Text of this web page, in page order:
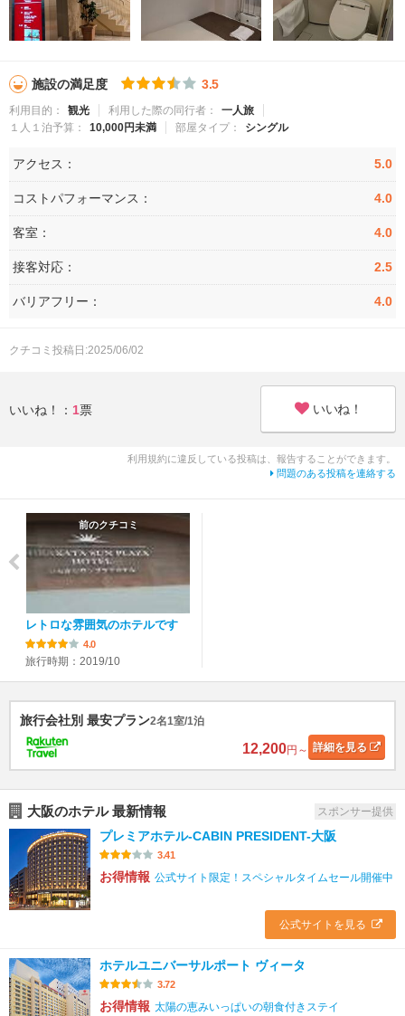
施設の満足度 3.5
利用目的： 観光 利用した際の同行者：
一人旅
１人１泊予算：
10,000円未満 部屋タイプ： シングル
アクセス： 5.0
コストパフォーマンス： 4.0
客室： 4.0
接客対応： 2.5
バリアフリー： 4.0
クチコミ投稿日:2025/06/02
いいね！： 1票 いいね！
利用規約に違反している投稿は、報告することができます。
問題のある投稿を連絡する
前のクチコミ
レトロな雰囲気のホテルです
4.0
旅行時期：2019/10
旅行会社別 最安プラン2名1室/1泊
12,200円～ 詳細を見る
大阪のホテル 最新情報 スポンサー提供
プレミアホテル-CABIN PRESIDENT-大阪
3.41
お得情報 公式サイト限定！スペシャルタイムセール開催中
公式サイトを見る
ホテルユニバーサルポート ヴィータ
3.72
お得情報 太陽の恵みいっぱいの朝食付きステイ